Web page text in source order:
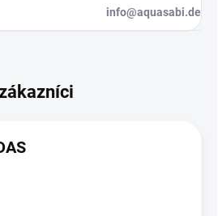
info@aquasabi.de